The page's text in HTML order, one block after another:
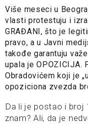
Više meseci u
vlasti protestuju i
GRAĐANI, što je
pravo, a u Javni
takođe garantuju
upala je OPOZICIJA.
Obradovićem koji je
opoziciona zvezda
Da li je postao i broj
znam? Ali, da je